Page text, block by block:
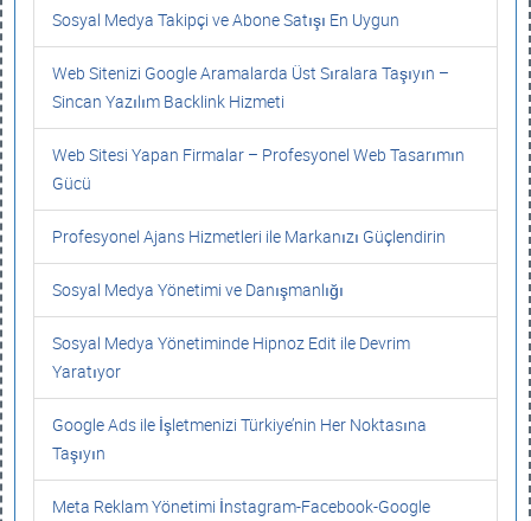
Sosyal Medya Takipçi ve Abone Satışı En Uygun
Web Sitenizi Google Aramalarda Üst Sıralara Taşıyın –
Sincan Yazılım Backlink Hizmeti
Web Sitesi Yapan Firmalar – Profesyonel Web Tasarımın
Gücü
Profesyonel Ajans Hizmetleri ile Markanızı Güçlendirin
Sosyal Medya Yönetimi ve Danışmanlığı
Sosyal Medya Yönetiminde Hipnoz Edit ile Devrim
Yaratıyor
Google Ads ile İşletmenizi Türkiye’nin Her Noktasına
Taşıyın
Meta Reklam Yönetimi İnstagram-Facebook-Google